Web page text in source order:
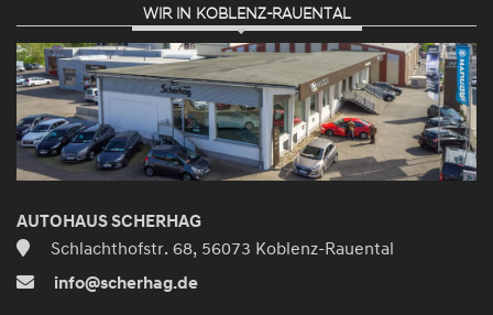
Zustimmen
und
aktivieren
WIR IN KOBLENZ-RAUENTAL
AUTOHAUS SCHERHAG
Schlachthofstr. 68, 56073 Koblenz-Rauental
info@scherhag.de